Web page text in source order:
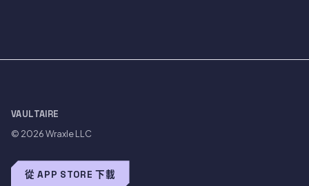
VAULTAIRE
© 2026Wraxle LLC
從 APP STORE 下載